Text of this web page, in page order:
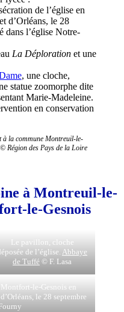
de l’église en
d’Orléans, le 28
dans l’église Notre-
La Déploration et une
, une cloche,
statue zoomorphe dite
Marie-Madeleine.
en conservation
à la commune Montreuil-le-
Région des Pays de la Loire
à Montreuil-le-
le-Gesnois
Le pavillon, cloche
de l’église. Abbaye
de Tuffé © F. Lasa
le-Gesnois en
le 28 septembre